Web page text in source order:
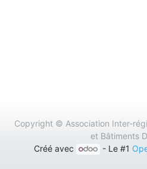
Copyright © Association Inter-
et Bâtiments
Créé avec
- Le #1